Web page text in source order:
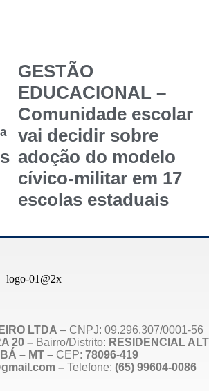
GESTÃO
EDUCACIONAL –
Comunidade escolar
vai decidir sobre
adoção do modelo
cívico-militar em 17
escolas estaduais
LTDA – CNPJ: 09.296.307/0001-56
20 – Bairro/Distrito: RESIDENCIAL
– MT – CEP: 78096-419
– Telefone: (65) 99604-0086